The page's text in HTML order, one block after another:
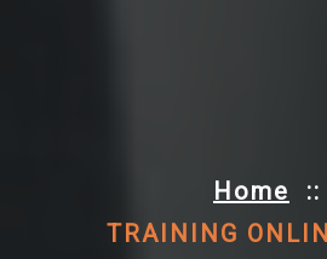
Home ::
TRAINING